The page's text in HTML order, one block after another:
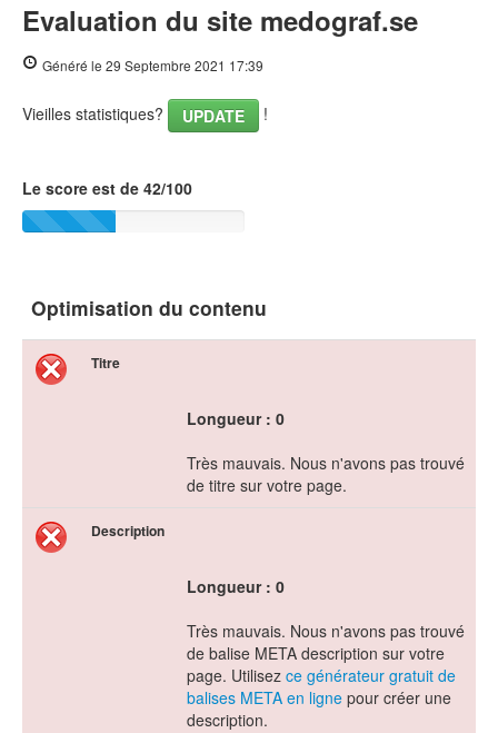
Evaluation du site medograf.se
Généré le 29 Septembre 2021 17:39
Vieilles statistiques? UPDATE !
Le score est de 42/100
Optimisation du contenu
Titre
Longueur : 0
Très mauvais. Nous n'avons pas trouvé
de titre sur votre page.
Description
Longueur : 0
Très mauvais. Nous n'avons pas trouvé
de balise META description sur votre
page. Utilisez ce générateur gratuit de
balises META en ligne pour créer une
description.